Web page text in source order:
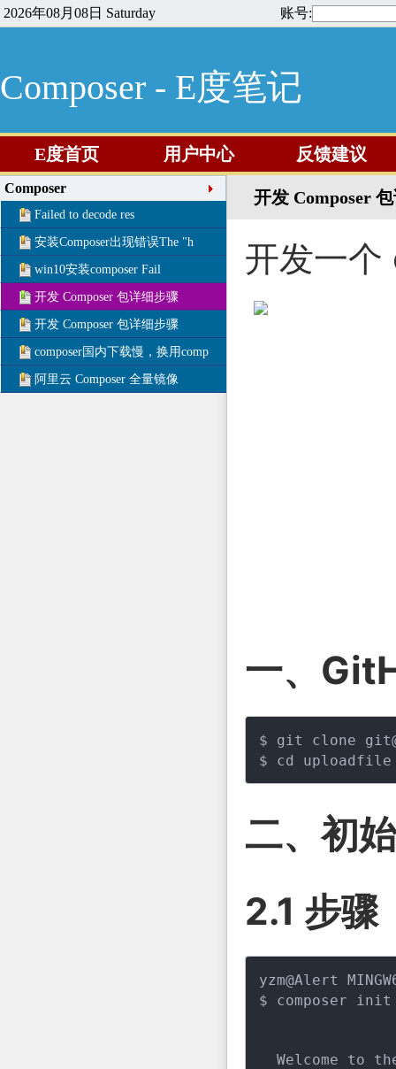
2026年08月08日 Saturday 账号:
Composer - E度笔记
E度首页 用户中心 反馈建议
Composer
Failed to decode res
安装Composer出现错误The "h
win10安装composer Fail
开发 Composer 包详细步骤
开发 Composer 包详细步骤
composer国内下载慢，换用comp
阿里云 Composer 全量镜像
开发 Composer
开发一
一、
$ git clone
二、初
2.1 步骤
yzm@Alert
$ composer init
Welcome to